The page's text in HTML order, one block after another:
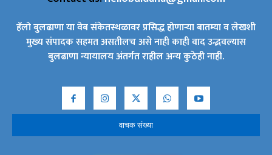
हॅलो बुलढाणा या वेब संकेतस्थळावर प्रसिद्ध होणाऱ्या बातम्या व लेखशी
मुख्य संपादक सहमत असतीलच असे नाही काही वाद उद्भवल्यास
बुलढाणा न्यायालय अंतर्गत राहील अन्य कुठेही नाही.
वाचक संख्या